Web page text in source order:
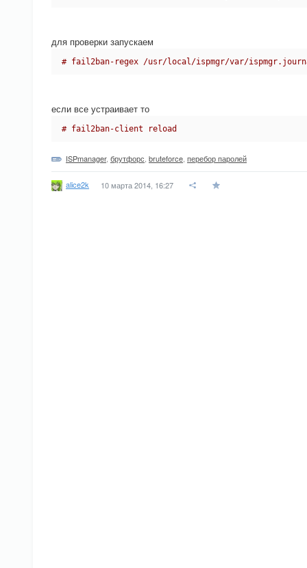
для проверки запускаем
# fail2ban-regex /usr/local/ispmgr/var/
если все устраивает то
# fail2ban-client reload
ISPmanager, брутфорс bruteforce перебор паролей
alice2k 10 марта 2014, 16:27